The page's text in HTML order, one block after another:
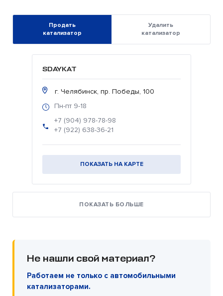
Продать
катализатор
Удалить
катализатор
SDAYKAT
г. Челябинск, пр. Победы, 100
Пн-пт 9-18
+7 (904) 978-78-98
+7 (922) 638-36-21
ПОКАЗАТЬ НА КАРТЕ
ПОКАЗАТЬ БОЛЬШЕ
Не нашли свой материал?
Работаем не только с автомобильными
катализаторами.